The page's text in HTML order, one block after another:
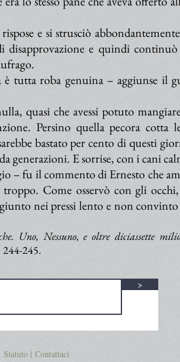
e si strusciò
disapprovazione e quindi continuò
tutta roba genuina – aggiunse il
quasi che avessi potuto
Persino quella pecora cotta
bastato per cento di questi
da generazioni. E sorrise, con i cani
– fu il commento di Ernesto che
Come osservò con gli
nei pressi lento e non convinto
Uno, Nessuno, e oltre diciassette
245.
>
Statuto| Contattaci